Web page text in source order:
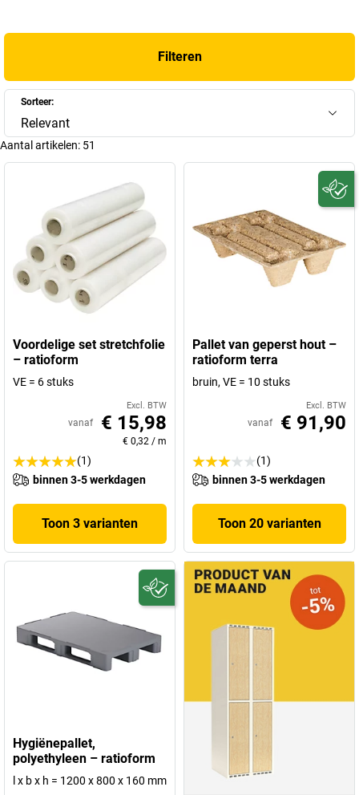
Filteren
Sorteer:
Relevant
Aantal artikelen: 51
Voordelige set stretchfolie
– ratioform
VE = 6 stuks
Excl. BTW
vanaf € 15,98
€ 0,32 / m
(1)
binnen 3-5 werkdagen
Toon 3 varianten
Pallet van geperst hout –
ratioform terra
bruin, VE = 10 stuks
Excl. BTW
vanaf € 91,90
(1)
binnen 3-5 werkdagen
Toon 20 varianten
Hygiënepallet,
polyethyleen – ratioform
l x b x h = 1200 x 800 x 160 mm